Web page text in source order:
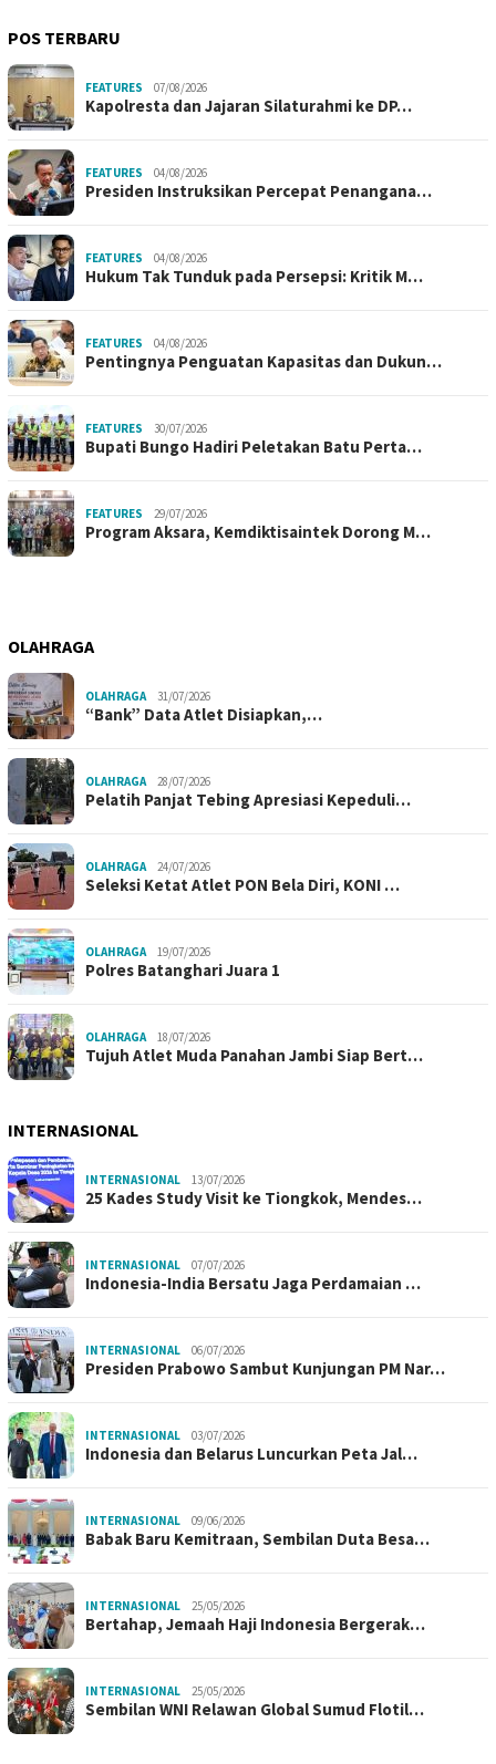
POS TERBARU
FEATURES 07/08/2026
Kapolresta dan Jajaran Silaturahmi ke DP…
FEATURES 04/08/2026
Presiden Instruksikan Percepat Penangana…
FEATURES 04/08/2026
Hukum Tak Tunduk pada Persepsi: Kritik M…
FEATURES 04/08/2026
Pentingnya Penguatan Kapasitas dan Dukun…
FEATURES 30/07/2026
Bupati Bungo Hadiri Peletakan Batu Perta…
FEATURES 29/07/2026
Program Aksara, Kemdiktisaintek Dorong M…
OLAHRAGA
OLAHRAGA 31/07/2026
“Bank” Data Atlet Disiapkan,…
OLAHRAGA 28/07/2026
Pelatih Panjat Tebing Apresiasi Kepeduli…
OLAHRAGA 24/07/2026
Seleksi Ketat Atlet PON Bela Diri, KONI …
OLAHRAGA 19/07/2026
Polres Batanghari Juara 1
OLAHRAGA 18/07/2026
Tujuh Atlet Muda Panahan Jambi Siap Bert…
INTERNASIONAL
INTERNASIONAL 13/07/2026
25 Kades Study Visit ke Tiongkok, Mendes…
INTERNASIONAL 07/07/2026
Indonesia-India Bersatu Jaga Perdamaian …
INTERNASIONAL 06/07/2026
Presiden Prabowo Sambut Kunjungan PM Nar…
INTERNASIONAL 03/07/2026
Indonesia dan Belarus Luncurkan Peta Jal…
INTERNASIONAL 09/06/2026
Babak Baru Kemitraan, Sembilan Duta Besa…
INTERNASIONAL 25/05/2026
Bertahap, Jemaah Haji Indonesia Bergerak…
INTERNASIONAL 25/05/2026
Sembilan WNI Relawan Global Sumud Flotil…